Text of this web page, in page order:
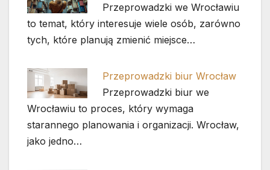
Przeprowadzki we Wrocławiu
to temat, który interesuje wiele osób, zarówno
tych, które planują zmienić miejsce…
Przeprowadzki biur Wrocław
Przeprowadzki biur we
Wrocławiu to proces, który wymaga
starannego planowania i organizacji. Wrocław,
jako jedno…